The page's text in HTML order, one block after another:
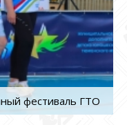
фестиваль ГТО